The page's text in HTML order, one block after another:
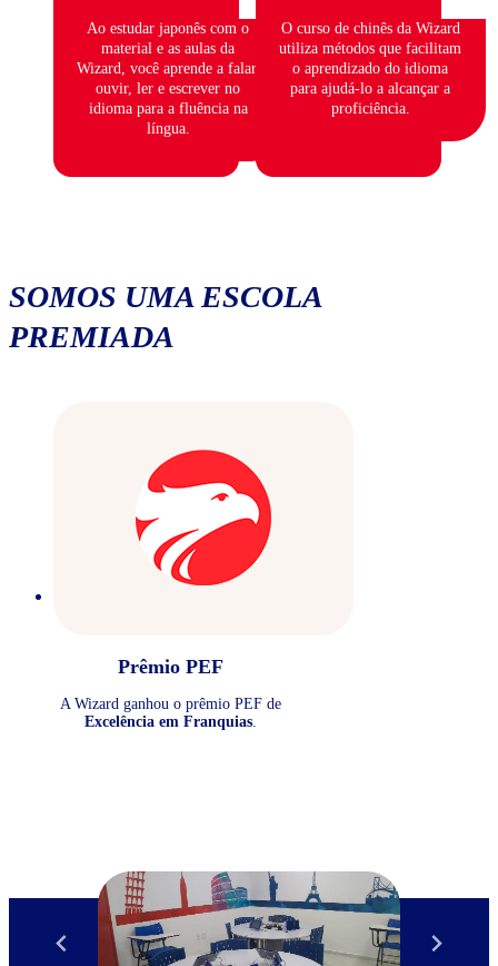
Ao estudar japonês com o
material e as aulas da
Wizard, você aprende a falar,
ouvir, ler e escrever no
idioma para a fluência na
língua.
O curso de chinês da Wizard
utiliza métodos que facilitam
o aprendizado do idioma
para ajudá-lo a alcançar a
proficiência.
SOMOS UMA ESCOLA
PREMIADA
Prêmio PEF
A Wizard ganhou o prêmio PEF de
Excelência em Franquias.